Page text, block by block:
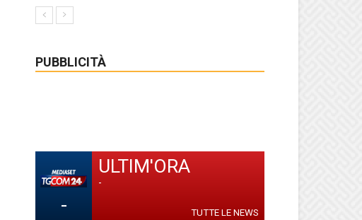
PUBBLICITÀ
-
ULTIM'ORA
-
TUTTE LE NEWS